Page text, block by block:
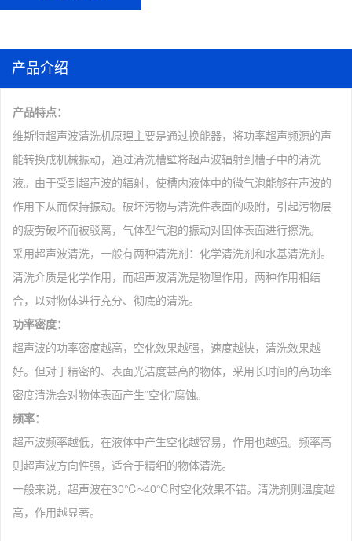
产品介绍
产品特点：
维斯特超声波清洗机原理主要是通过换能器，将功率超声频源的声
能转换成机械振动，通过清洗槽壁将超声波辐射到槽子中的清洗
液。由于受到超声波的辐射，使槽内液体中的微气泡能够在声波的
作用下从而保持振动。破坏污物与清洗件表面的吸附，引起污物层
的疲劳破坏而被驳离，气体型气泡的振动对固体表面进行擦洗。
采用超声波清洗，一般有两种清洗剂：化学清洗剂和水基清洗剂。
清洗介质是化学作用，而超声波清洗是物理作用，两种作用相结
合，以对物体进行充分、彻底的清洗。
功率密度：
超声波的功率密度越高，空化效果越强，速度越快，清洗效果越
好。但对于精密的、表面光洁度甚高的物体，采用长时间的高功率
密度清洗会对物体表面产生“空化”腐蚀。
频率：
超声波频率越低，在液体中产生空化越容易，作用也越强。频率高
则超声波方向性强，适合于精细的物体清洗。
一般来说，超声波在30℃~40℃时空化效果不错。清洗剂则温度越
高，作用越显著。